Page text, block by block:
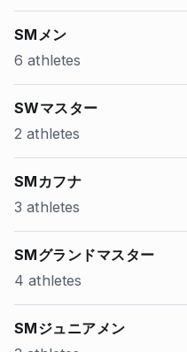
SMメン
6 athletes
SWマスター
2 athletes
SMカフナ
3 athletes
SMグランドマスター
4 athletes
SMジュニアメン